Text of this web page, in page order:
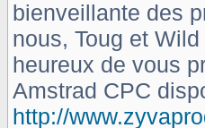
bienveillante des
nous, Toug et
heureux de vous
Amstrad CPC
http://